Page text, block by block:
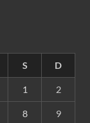
S D
1 2
8 9